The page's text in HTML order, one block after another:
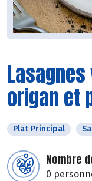
origan et
Plat Principal
Nombre
0